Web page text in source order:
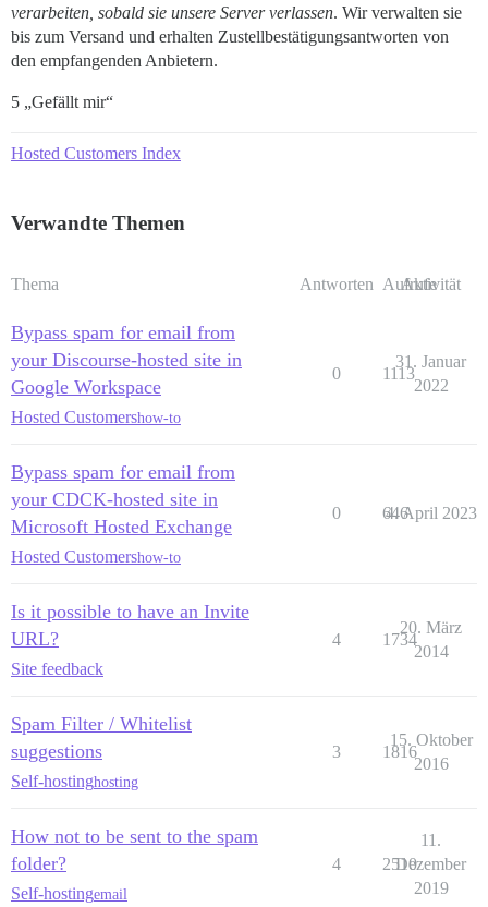
verarbeiten, sobald sie unsere Server verlassen. Wir verwalten sie
bis zum Versand und erhalten Zustellbestätigungsantworten von
den empfangenden Anbietern.
5 „Gefällt mir“
Hosted Customers Index
Verwandte Themen
Thema Antworten Aufrufe
Aktivität
Bypass spam for email from
your Discourse-hosted site in
Google Workspace
Hosted Customershow-to
0 1113
31. Januar
2022
Bypass spam for email from
your CDCK-hosted site in
Microsoft Hosted Exchange
Hosted Customershow-to
0 646
4. April 2023
Is it possible to have an Invite
URL?
Site feedback
4 1734
20. März
2014
Spam Filter / Whitelist
suggestions
Self-hostinghosting
3 1816
15. Oktober
2016
How not to be sent to the spam
folder?
Self-hostingemail
4 2510
11.
Dezember
2019